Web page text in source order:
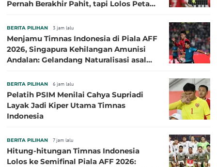
Pernah Berakhir Pahit, tapi Lolos Petaka
BERITA PILIHAN 3 jam lalu
Menjamu Timnas Indonesia di Piala AFF
2026, Singapura Kehilangan Amunisi
Andalan: Gelandang Naturalisasi asal
BERITA PILIHAN 6 jam lalu
Pelatih PSIM Menilai Cahya Supriadi
Layak Jadi Kiper Utama Timnas
Indonesia
BERITA PILIHAN 7 jam lalu
Hitung-hitungan Timnas Indonesia
Lolos ke Semifinal Piala AFF 2026: